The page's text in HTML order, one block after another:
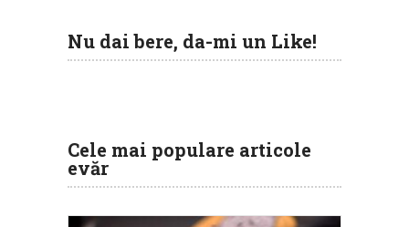
Nu dai bere, da-mi un Like!
Cele mai populare articole
evăr